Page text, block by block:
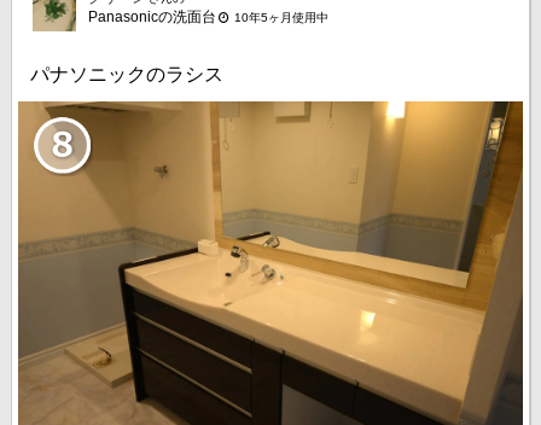
Panasonicの洗面台 10年5ヶ月使用中
パナソニックのラシス